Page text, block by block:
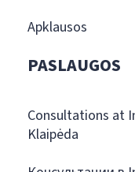
Apklausos
PASLAUGOS
Consultations at
Klaipėda